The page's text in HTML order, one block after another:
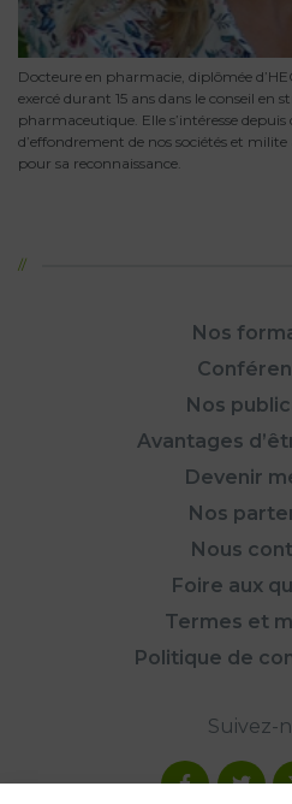
Docteure en pharmacie, diplômée
exercé durant 15 ans dans le conseil en
pharmaceutique. Elle s’intéresse
d’effondrement de nos sociétés et milite
pour sa reconnaissance.
Nos
Nos
Avantages
Devenir
Nos
Nous
Foire aux
Termes et
Politique de
Suivez-